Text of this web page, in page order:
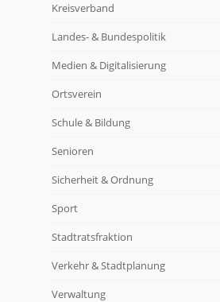
Kreisverband
Landes- & Bundespolitik
Medien & Digitalisierung
Ortsverein
Schule & Bildung
Senioren
Sicherheit & Ordnung
Sport
Stadtratsfraktion
Verkehr & Stadtplanung
Verwaltung